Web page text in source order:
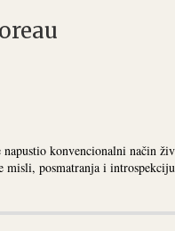
konvencionalni način
misli, posmatranja i